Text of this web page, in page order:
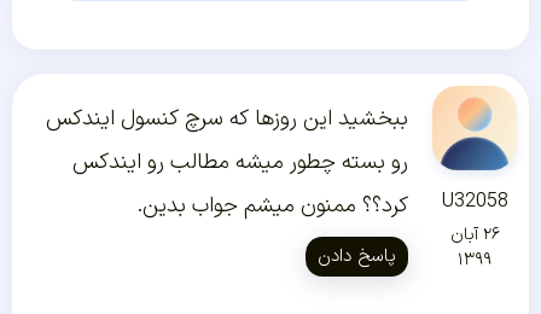
U32058
۲۶ آبان
۱۳۹۹
ببخشید این روزها که سرچ کنسول ایندکس
رو بسته چطور میشه مطالب رو ایندکس
کرد؟؟ ممنون میشم جواب بدین.
پاسخ دادن